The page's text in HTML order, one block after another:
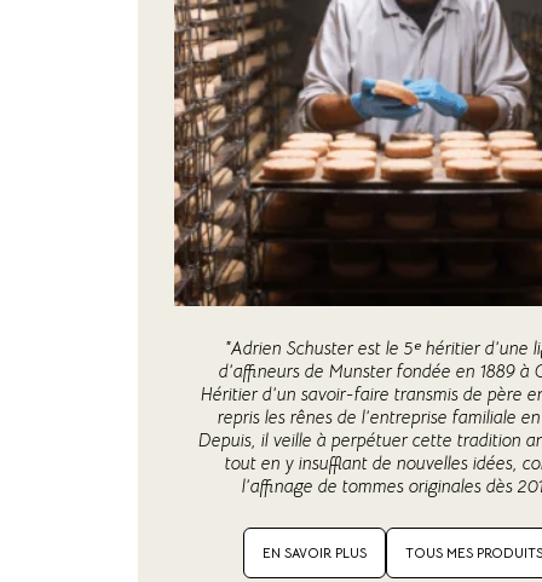
"Adrien Schuster est le 5ᵉ héritier d’une
d’affineurs de Munster fondée en 1889 à
Héritier d’un savoir-faire transmis de père
repris les rênes de l’entreprise familiale
Depuis, il veille à perpétuer cette tradition
tout en y insufflant de nouvelles idées,
l’affinage de tommes originales dès
EN SAVOIR PLUS TOUS MES PRODUITS